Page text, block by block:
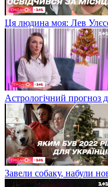
Ця людина моя: Лев
Астрологічний прогноз
Завели собаку, набули